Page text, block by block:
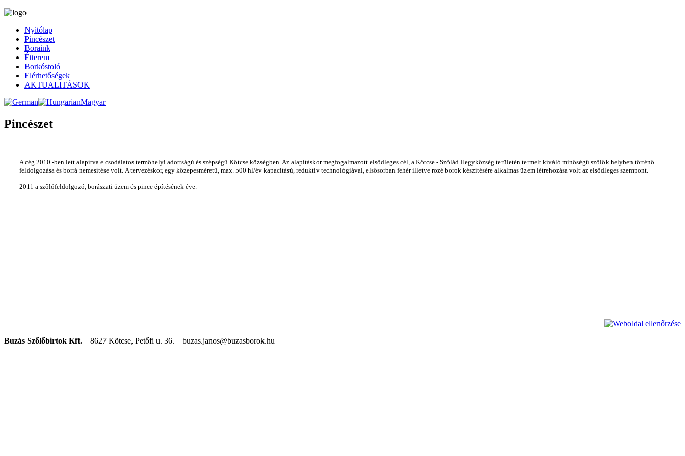
Nyitólap
Pincészet
Boraink
Étterem
Borkóstoló
Elérhetőségek
AKTUALITÁSOK
Pincészet
A cég 2010 -ben lett alapítva e csodálatos termőhelyi adottságú és szépségű Kötcse községben. Az alapításkor megfogalmazott elsődleges cél, a Kötcse - Szólád Hegyközség területén termelt kíváló minőségű szőlők helyben történő
feldolgozása és borrá nemesítése volt. A tervezéskor, egy közepesméretű, max. 500 hl/év kapacitású, reduktív technológiával, elsősorban fehér illetve rozé borok készítésére alkalmas üzem létrehozása volt az elsődleges szempont.
2011 a szőlőfeldolgozó, borászati üzem és pince építésének éve.
Buzás Szőlőbirtok Kft. 8627 Kötcse, Petőfi u. 36. buzas.janos@buzasborok.hu